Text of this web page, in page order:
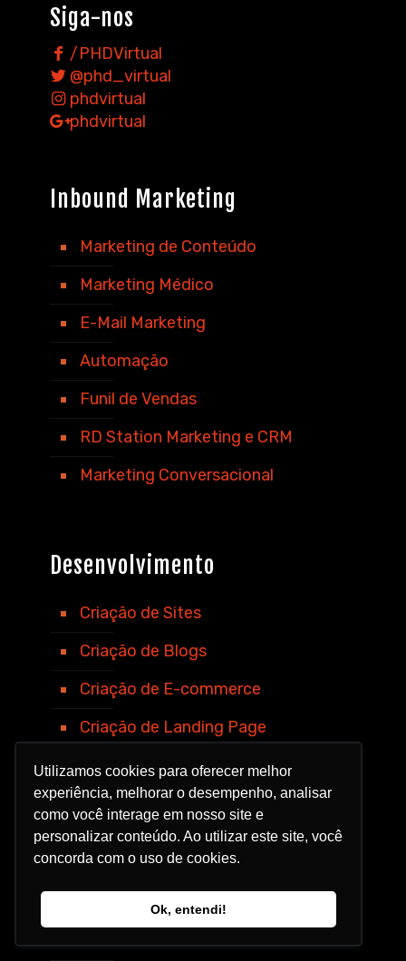
Utilizamos cookies para oferecer melhor
experiência, melhorar o desempenho, analisar
como você interage em nosso site e
personalizar conteúdo. Ao utilizar este site, você
concorda com o uso de cookies.
Ok, entendi!
Siga-nos
/PHDVirtual
@phd_virtual
phdvirtual
phdvirtual
Inbound Marketing
Marketing de Conteúdo
Marketing Médico
E-Mail Marketing
Automação
Funil de Vendas
RD Station Marketing e CRM
Marketing Conversacional
Desenvolvimento
Criação de Sites
Criação de Blogs
Criação de E-commerce
Criação de Landing Page
Instagram Shopping
Tráfego Pago
Instagram ADS